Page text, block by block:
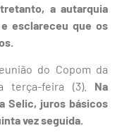
a autarquia
esclareceu que os
do Copom da
terça-feira (3).
Na
Selic, juros básicos
vez seguida.